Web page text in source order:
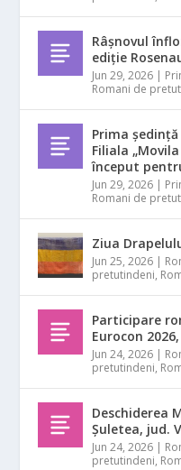
Râșnovul
ediție
Jun 29, 2026 |
Romani de
Prima
Filiala
început
Jun 29, 2026 |
Romani de
Ziua
Jun 25, 2026 |
pretutindeni,
Participare
Eurocon
Jun 24, 2026 |
pretutindeni,
Deschiderea
Șuletea, jud.
Jun 24, 2026 |
pretutindeni,